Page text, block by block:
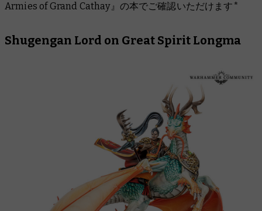
Armies of Grand Cathay』の本でご確認いただけます *
Shugengan Lord on Great Spirit Longma